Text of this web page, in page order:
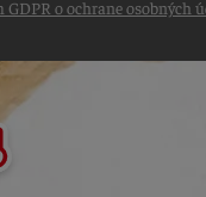
o ochrane osobných